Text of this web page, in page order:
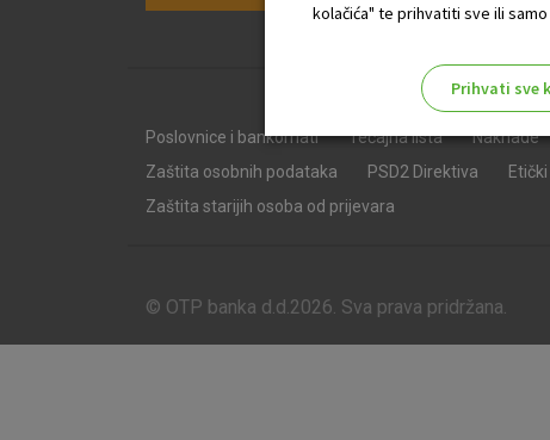
Poslovnice i bankomati Tečajna lista Naknade
Zaštita osobnih podataka
PSD2 Direktiva
Zaštita starijih osoba od prijevara
© OTP banka d.d.2026. Sva prava pridržana.
kolačića" te prihvatiti sve ili
Prihvati sve